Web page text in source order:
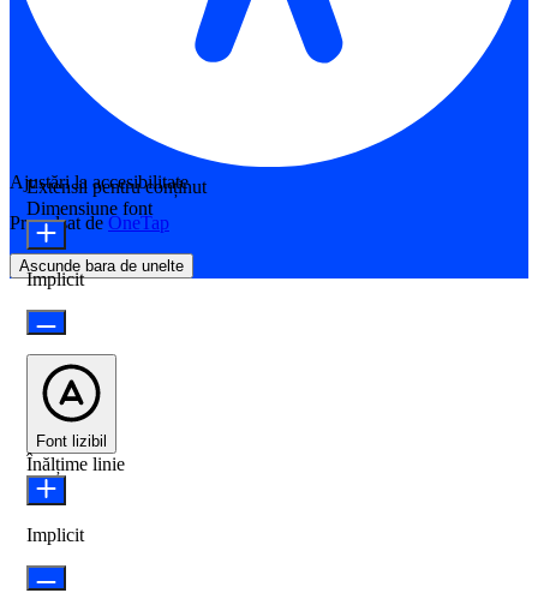
Ajustări la accesibilitate
Propulsat de OneTap
Ascunde bara de unelte
Extensii pentru conținut
Dimensiune font
Implicit
Font lizibil
Înălțime linie
Implicit